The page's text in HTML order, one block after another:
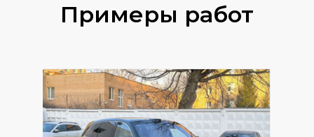
Примеры работ